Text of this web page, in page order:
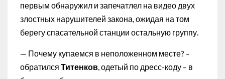
первым обнаружил и запечатлел на видео двух
злостных нарушителей закона, ожидая на том
берегу спасательной станции остальную группу.
— Почему купаемся в неположенном месте? –
обратился Титенков, одетый по дресс-коду – в